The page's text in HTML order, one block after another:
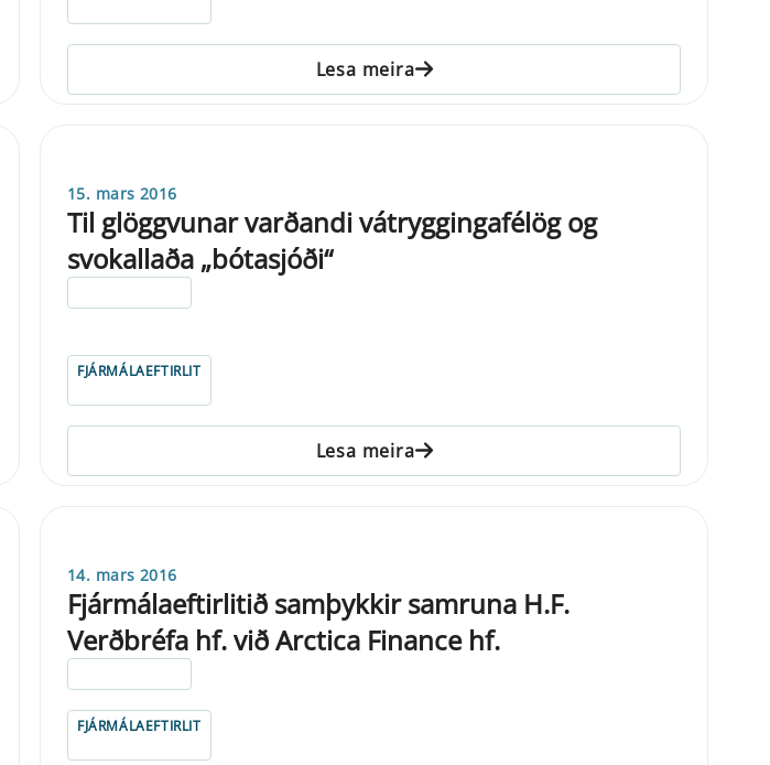
Lesa meira
15. mars 2016
Til glöggvunar varðandi vátryggingafélög og
svokallaða „bótasjóði“
FJÁRMÁLAEFTIRLIT
Lesa meira
14. mars 2016
Fjármálaeftirlitið samþykkir samruna H.F.
Verðbréfa hf. við Arctica Finance hf.
FJÁRMÁLAEFTIRLIT